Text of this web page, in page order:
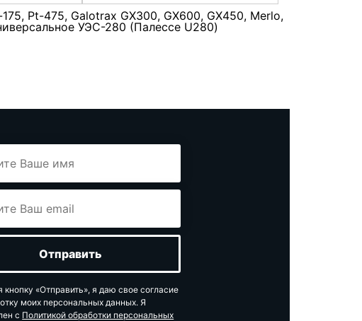
Pt-475, Galotrax GX300, GX600, GX450, Merlo,
УЭС-280 (Палессе U280)
«Отправить», я даю свое согласие
моих персональных данных. Я
с Политикой обработки персональных